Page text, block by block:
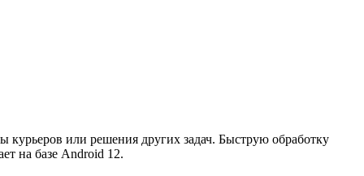
курьеров или решения других задач. Быструю обработку
на базе Android 12.